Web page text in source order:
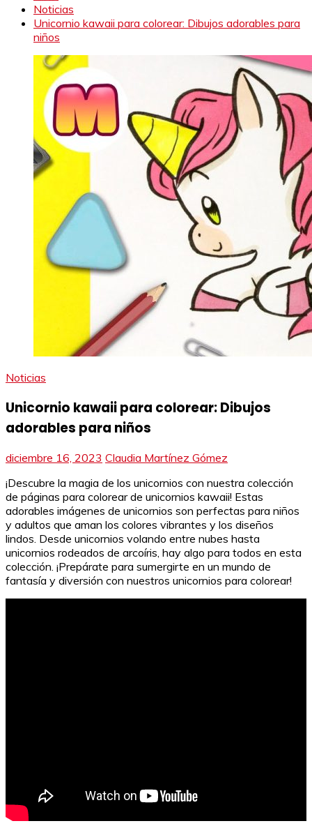
Noticias
Unicornio kawaii para colorear: Dibujos adorables para
niños
Noticias
Unicornio kawaii para colorear: Dibujos
adorables para niños
diciembre 16, 2023 Claudia Martínez Gómez
¡Descubre la magia de los unicornios con nuestra colección
de páginas para colorear de unicornios kawaii! Estas
adorables imágenes de unicornios son perfectas para niños
y adultos que aman los colores vibrantes y los diseños
lindos. Desde unicornios volando entre nubes hasta
unicornios rodeados de arcoíris, hay algo para todos en esta
colección. ¡Prepárate para sumergirte en un mundo de
fantasía y diversión con nuestros unicornios para colorear!